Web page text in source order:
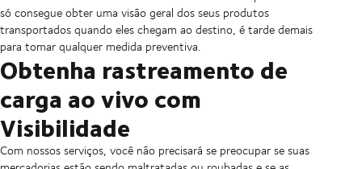
só consegue obter uma visão geral dos seus produtos
transportados quando eles chegam ao destino, é tarde demais
para tomar qualquer medida preventiva.
Obtenha rastreamento de
carga ao vivo com
Visibilidade
Com nossos serviços, você não precisará se preocupar se suas